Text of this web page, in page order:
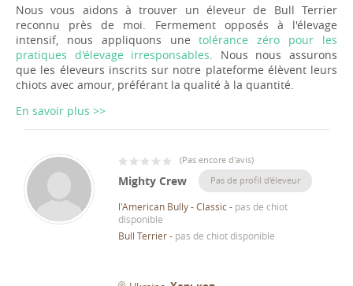
Nous vous aidons à trouver un éleveur de Bull Terrier
reconnu près de moi. Fermement opposés à l'élevage
intensif, nous appliquons unetolérance zéro pour les
pratiques d'élevage irresponsables . Nous nous assurons
que les éleveurs inscrits sur notre plateforme élèvent leurs
chiots avec amour, préférant la qualité à la quantité.
En savoir plus >>
(Pas encore d'avis)
Mighty Crew Pas de profil d'éleveur
l'American Bully - Classic- pas de chiot
disponible
Bull Terrier- pas de chiot disponible